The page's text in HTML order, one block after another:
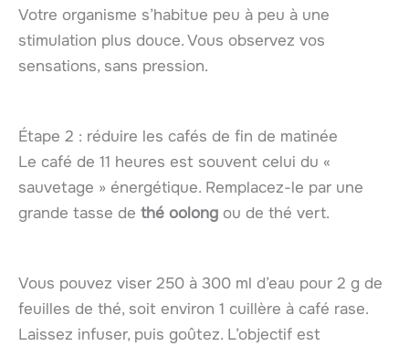
Votre organisme s’habitue peu à peu à une
stimulation plus douce. Vous observez vos
sensations, sans pression.
Étape 2 : réduire les cafés de fin de matinée
Le café de 11 heures est souvent celui du «
sauvetage » énergétique. Remplacez-le par une
grande tasse de thé oolong ou de thé vert.
Vous pouvez viser 250 à 300 ml d’eau pour 2 g de
feuilles de thé, soit environ 1 cuillère à café rase.
Laissez infuser, puis goûtez. L’objectif est